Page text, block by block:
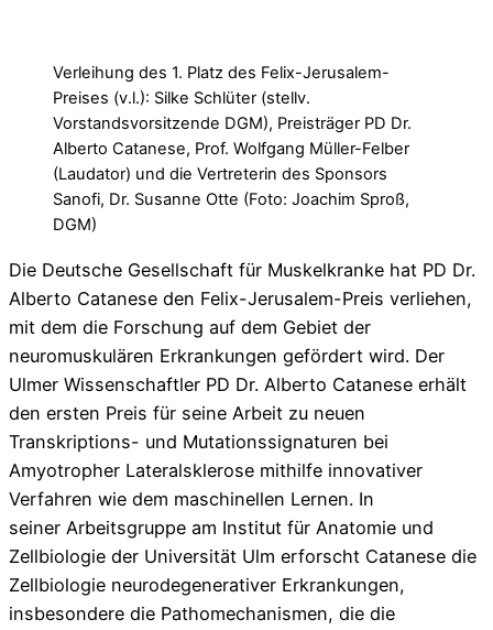
Verleihung des 1. Platz des Felix-Jerusalem-
Preises (v.l.): Silke Schlüter (stellv.
Vorstandsvorsitzende DGM), Preisträger PD Dr.
Alberto Catanese, Prof. Wolfgang Müller-Felber
(Laudator) und die Vertreterin des Sponsors
Sanofi, Dr. Susanne Otte (Foto: Joachim Sproß,
DGM)
Die Deutsche Gesellschaft für Muskelkranke hat PD Dr.
Alberto Catanese den Felix-Jerusalem-Preis verliehen,
mit dem die Forschung auf dem Gebiet der
neuromuskulären Erkrankungen gefördert wird. Der
Ulmer Wissenschaftler PD Dr. Alberto Catanese erhält
den ersten Preis für seine Arbeit zu neuen
Transkriptions- und Mutationssignaturen bei
Amyotropher Lateralsklerose mithilfe innovativer
Verfahren wie dem maschinellen Lernen. In
seiner Arbeitsgruppe am Institut für Anatomie und
Zellbiologie der Universität Ulm erforscht Catanese die
Zellbiologie neurodegenerativer Erkrankungen,
insbesondere die Pathomechanismen, die die